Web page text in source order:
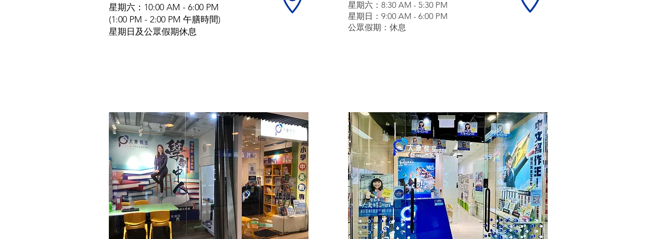
星期六：10:00 AM - 6:00 PM
(1:00 PM - 2:00 PM 午膳時間)
星期日及公眾假期休息
星期六：8:30 AM - 5:30 PM
星期日：9:00 AM - 6:00 PM
公眾假期：休息